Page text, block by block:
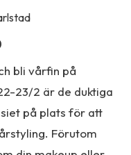
bli vårfin på
23/2 är de duktiga
på plats för att
Förutom